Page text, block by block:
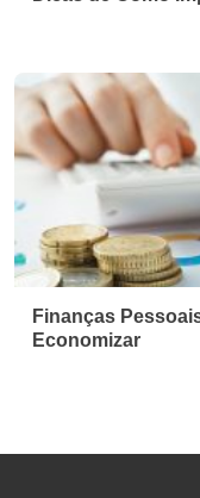
Finanças
Economizar